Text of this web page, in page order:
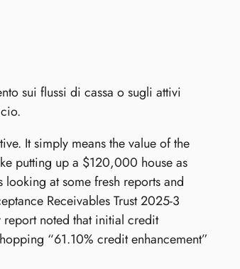
sui flussi di cassa o sugli attivi
It simply means the value of the
putting up a $120,000 house as
at some fresh reports and
Receivables Trust 2025-3
report noted that initial credit
“61.10% credit enhancement”